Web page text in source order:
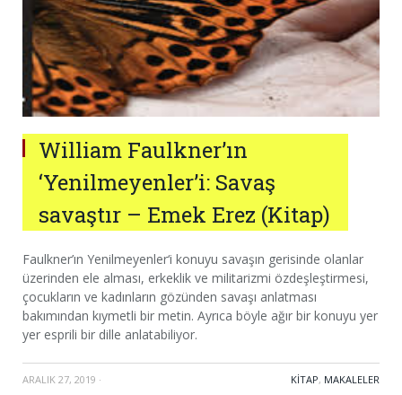
William Faulkner’ın
‘Yenilmeyenler’i: Savaş
savaştır – Emek Erez (Kitap)
Faulkner’ın Yenilmeyenler‘i konuyu savaşın gerisinde olanlar
üzerinden ele alması, erkeklik ve militarizmi özdeşleştirmesi,
çocukların ve kadınların gözünden savaşı anlatması
bakımından kıymetli bir metin. Ayrıca böyle ağır bir konuyu yer
yer esprili bir dille anlatabiliyor.
ARALIK 27, 2019 · KITAP, MAKALELER